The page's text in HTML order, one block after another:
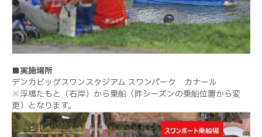
■実施場所
デンカビッグスワンスタジアム スワンパーク カナール
※浮橋たもと（右岸）から乗船（昨シーズンの乗船位置から変
更）となります。